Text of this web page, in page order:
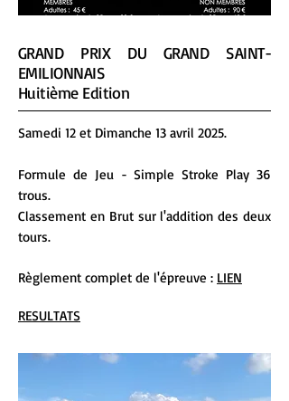
GRAND PRIX DU GRAND SAINT-
EMILIONNAIS
Huitième Edition
Samedi 12 et Dimanche 13 avril 2025.
Formule de Jeu - Simple Stroke Play 36
trous.
Classement en Brut sur l'addition des deux
tours.
Règlement complet de l'épreuve : LIEN
RESULTATS